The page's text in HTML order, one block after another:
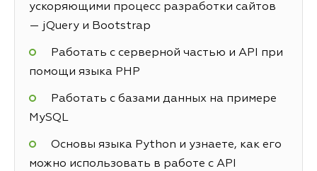
ускоряющими процесс разработки сайтов
— jQuery и Bootstrap
Работать с серверной частью и API при
помощи языка PHP
Работать с базами данных на примере
MySQL
Основы языка Python и узнаете, как его
можно использовать в работе с API